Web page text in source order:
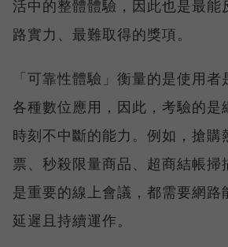
活中的整體體驗，因此也是最能
路實力、最難取得的獎項。
「可靠性體驗」衡量的是使用
各種數位應用，因此，考驗的是
時刻不中斷的能力。例如，搶購
票、秒殺限量商品、超商結帳掃
是重要的線上會議，都需要網路
延遲且持續運作。